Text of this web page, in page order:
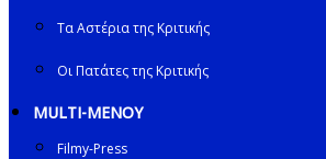
Τα Αστέρια της Κριτικής
Οι Πατάτες της Κριτικής
MULTI-ΜΕΝΟΥ
Filmy-Press